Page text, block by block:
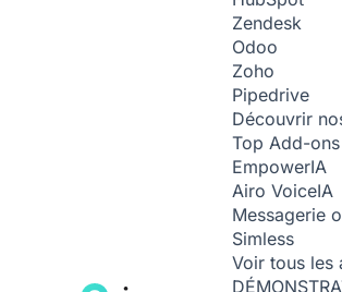
Zendesk
Odoo
Zoho
Pipedrive
Découvrir
Top Add-ons
EmpowerIA
Airo VoiceIA
Messagerie
Simless
Voir tous les